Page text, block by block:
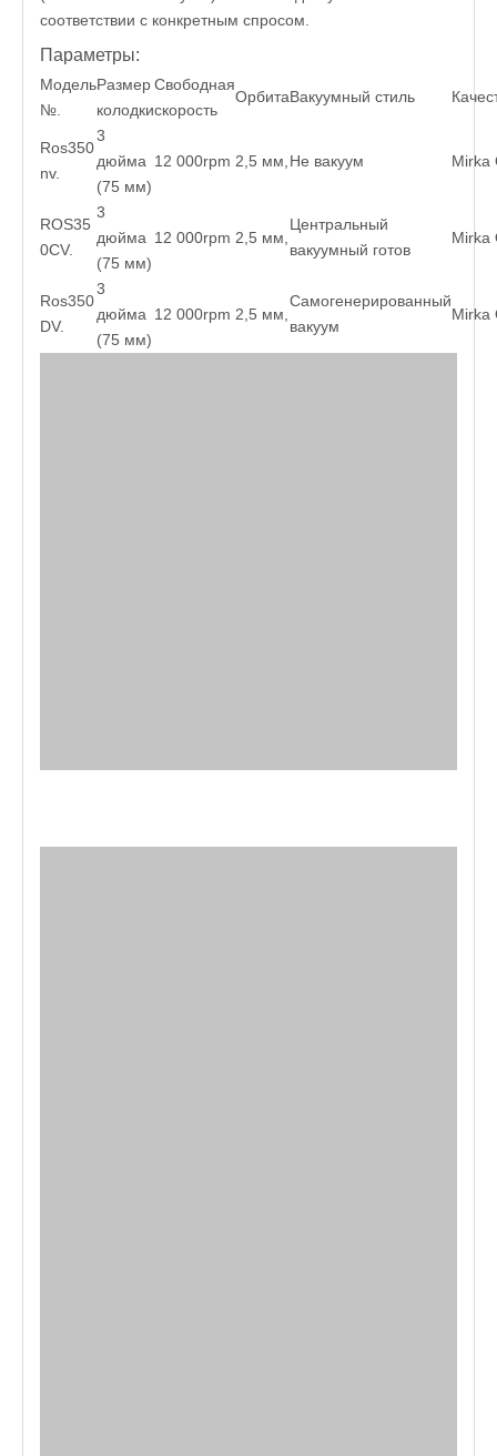
соответствии с конкретным спросом.
Параметры:
Модель
№.
Размер
колодки
Свободная
скорость
ОрбитаВакуумный стиль
Ros350
nv.
3
дюйма
(75 мм)
12 000rpm 2,5 мм, Не вакуум Mirka
ROS35
0CV.
3
дюйма
(75 мм)
12 000rpm 2,5 мм,
Центральный
вакуумный готов
Mirka
Ros350
DV.
3
дюйма
(75 мм)
12 000rpm 2,5 мм,
Самогенерированный
вакуум
Mirka